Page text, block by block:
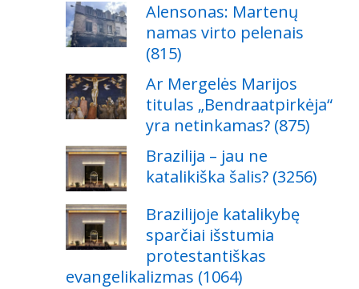
Alensonas: Martenų
namas virto pelenais
(815)
Ar Mergelės Marijos
titulas „Bendraatpirkėja“
yra netinkamas? (875)
Brazilija – jau ne
katalikiška šalis? (3256)
Brazilijoje katalikybę
sparčiai išstumia
protestantiškas
evangelikalizmas (1064)